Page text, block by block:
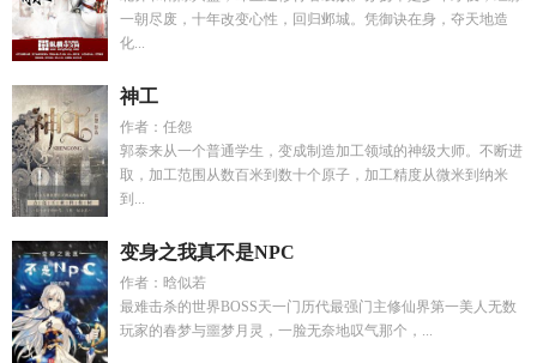
一朝尽废，十年改变心性，回归邺城。凭御诀在身，夺天地造
化...
神工
作者：任怨
郭泰来从一个普通学生，变成制造加工领域的神级大师。不断进
取，加工范围从数百米到数十个原子，加工精度从微米到纳米
到...
变身之我真不是NPC
作者：晗似若
最难击杀的世界BOSS天一门历代最强门主修仙界第一美人无数
玩家的春梦与噩梦月灵，一脸无奈地叹气那个，...